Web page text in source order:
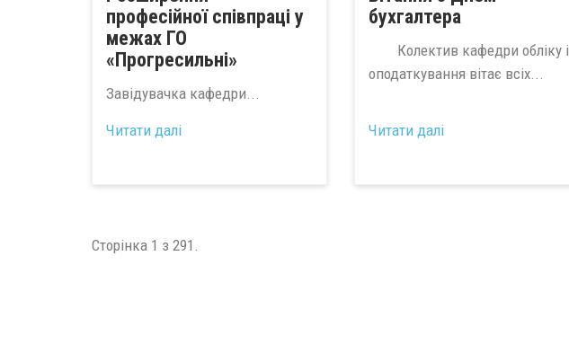
професійної співпраці у
межах ГО
«Прогресильні»
Завідувачка кафедри...
Читати далі
бухгалтера
Колектив кафедри обліку і
оподаткування вітає всіх...
Читати далі
Сторінка 1 з 291.